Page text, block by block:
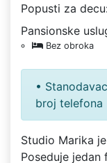
Popusti za
Pansionske
Bez obroka
•
broj telefona
Studio Marika
Poseduje jedan